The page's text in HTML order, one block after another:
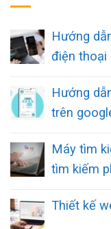
Hướng
điện thoại
Hướng
trên
Máy tìm
tìm kiếm
Thiết kế